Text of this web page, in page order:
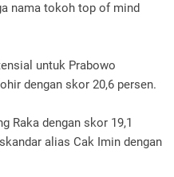
nama tokoh top of mind
untuk Prabowo
dengan skor 20,6 persen.
Raka dengan skor 19,1
alias Cak Imin dengan